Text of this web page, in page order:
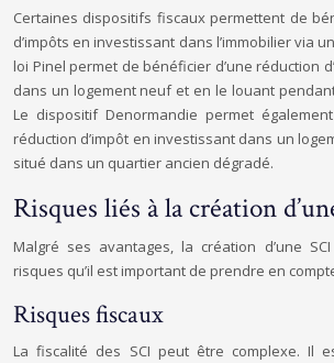
Certaines dispositifs fiscaux permettent de
d’impôts en investissant dans l’immobilier via
loi Pinel permet de bénéficier d’une réduction
dans un logement neuf et en le louant
Le dispositif Denormandie permet
réduction d’impôt en investissant dans un
situé dans un quartier ancien dégradé.
Risques liés à la création
Malgré ses avantages, la création d’une
risques qu’il est important de prendre en
Risques fiscaux
La fiscalité des SCI peut être complexe. Il